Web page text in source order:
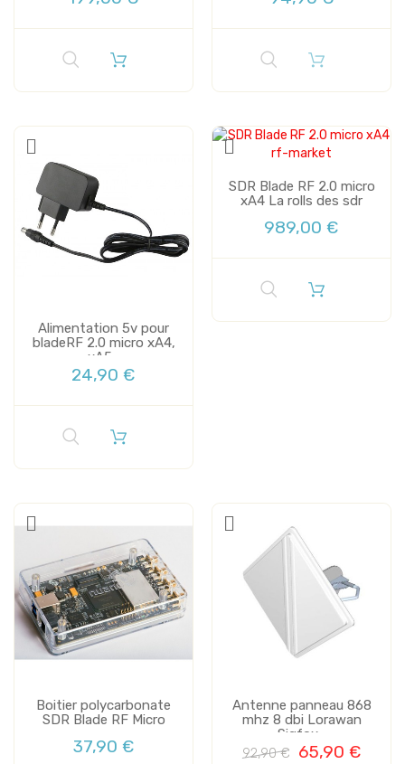
Alimentation 5v pour
bladeRF 2.0 micro xA4,
xA5...
24,90 €
SDR Blade RF 2.0 micro
xA4 La rolls des sdr
989,00 €
Boitier polycarbonate
SDR Blade RF Micro
37,90 €
Antenne panneau 868
mhz 8 dbi Lorawan
Sigfox...
92,90 €
65,90 €